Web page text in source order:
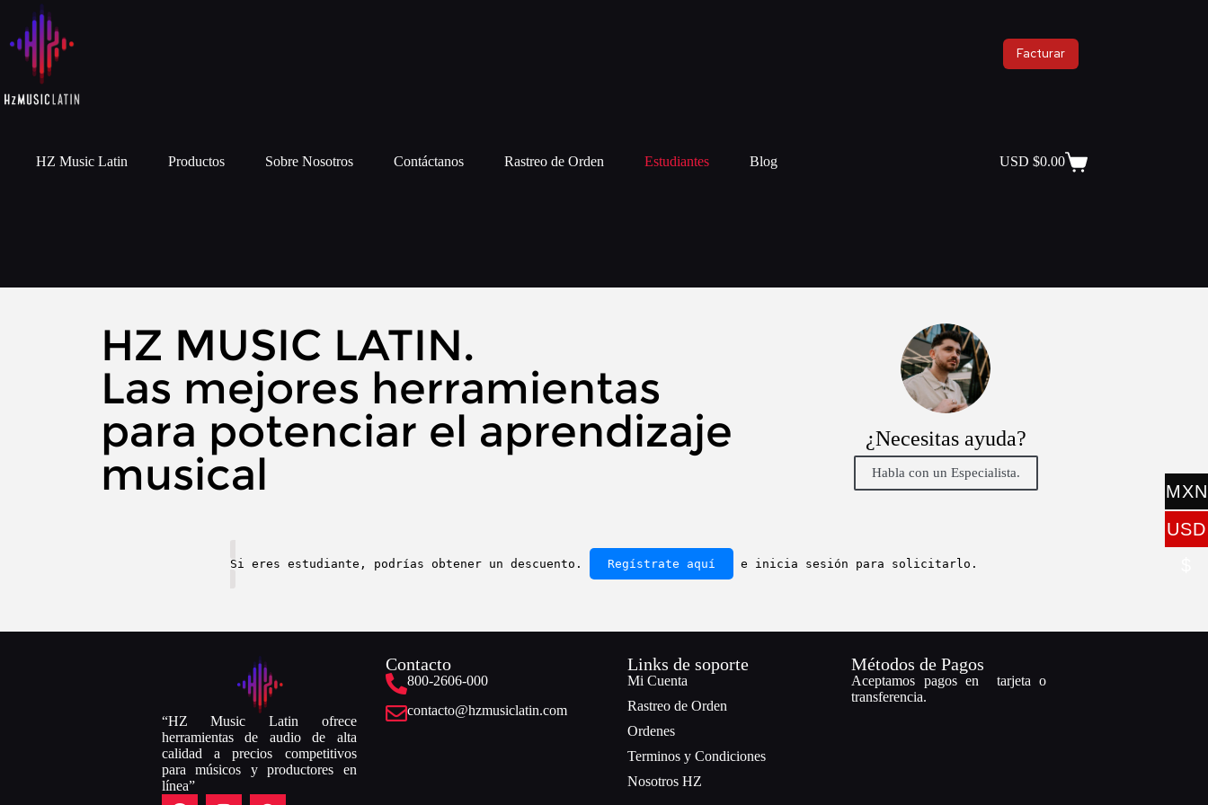
Facturar
HZ Music Latin Productos Sobre Nosotros Contáctanos Rastreo de Orden Estudiantes Blog USD $0.00
¿Necesitas ayuda?
Habla con un Especialista.
HZ MUSIC LATIN.
Las mejores herramientas
para potenciar el aprendizaje
musical
Si eres estudiante, podrías obtener un descuento. Regístrate aquí e inicia sesión para solicitarlo.
“HZ Music Latin ofrece
herramientas de audio de alta
calidad a precios competitivos
para músicos y productores en
línea”
Contacto
800-2606-000
contacto@hzmusiclatin.com
Links de soporte
Mi Cuenta
Rastreo de Orden
Ordenes
Terminos y Condiciones
Nosotros HZ
Métodos de Pagos
Aceptamos pagos en tarjeta o
transferencia.
MXN
$
USD